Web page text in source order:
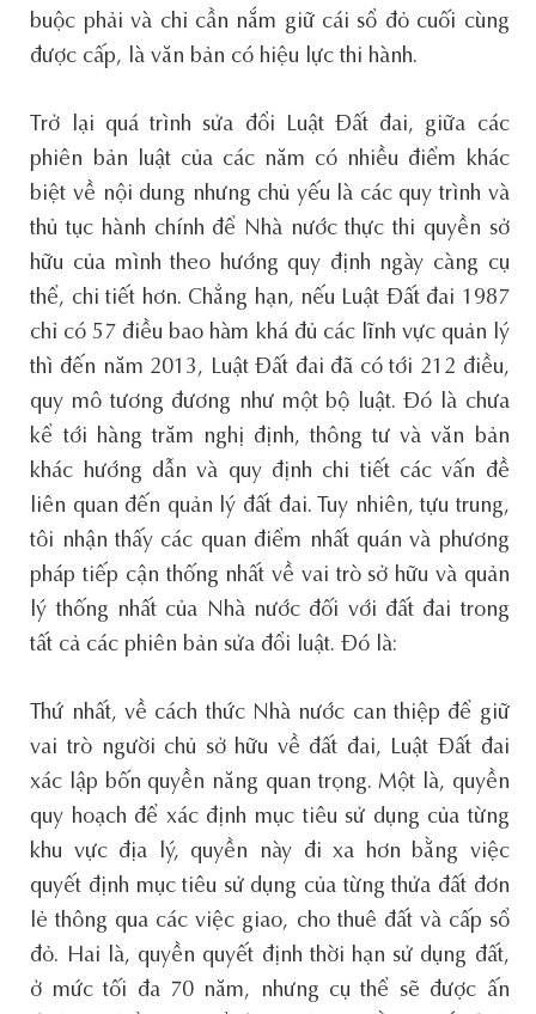
buộc phải và chỉ cần nắm giữ cái sổ đỏ cuối cùng
được cấp, là văn bản có hiệu lực thi hành.
Trở lại quá trình sửa đổi Luật Đất đai, giữa các
phiên bản luật của các năm có nhiều điểm khác
biệt về nội dung nhưng chủ yếu là các quy trình và
thủ tục hành chính để Nhà nước thực thi quyền sở
hữu của mình theo hướng quy định ngày càng cụ
thể, chi tiết hơn. Chẳng hạn, nếu Luật Đất đai 1987
chỉ có 57 điều bao hàm khá đủ các lĩnh vực quản lý
thì đến năm 2013, Luật Đất đai đã có tới 212 điều,
quy mô tương đương như một bộ luật. Đó là chưa
kể tới hàng trăm nghị định, thông tư và văn bản
khác hướng dẫn và quy định chi tiết các vấn đề
liên quan đến quản lý đất đai. Tuy nhiên, tựu trung,
tôi nhận thấy các quan điểm nhất quán và phương
pháp tiếp cận thống nhất về vai trò sở hữu và quản
lý thống nhất của Nhà nước đối với đất đai trong
tất cả các phiên bản sửa đổi luật. Đó là:
Thứ nhất, về cách thức Nhà nước can thiệp để giữ
vai trò người chủ sở hữu về đất đai, Luật Đất đai
xác lập bốn quyền năng quan trọng. Một là, quyền
quy hoạch để xác định mục tiêu sử dụng của từng
khu vực địa lý, quyền này đi xa hơn bằng việc
quyết định mục tiêu sử dụng của từng thửa đất đơn
lẻ thông qua các việc giao, cho thuê đất và cấp sổ
đỏ. Hai là, quyền quyết định thời hạn sử dụng đất,
ở mức tối đa 70 năm, nhưng cụ thể sẽ được ấn